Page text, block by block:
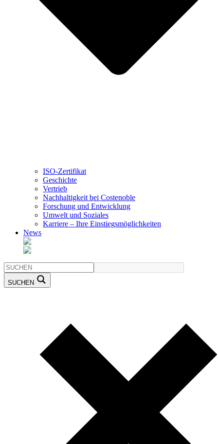
ISO-Zertifikat
Geschichte
Vertrieb
Nachhaltigkeit bei Costenoble
Forschung und Entwicklung
Umwelt und Soziales
Karriere – Ihre Einstiegsmöglichkeiten
News
SUCHEN